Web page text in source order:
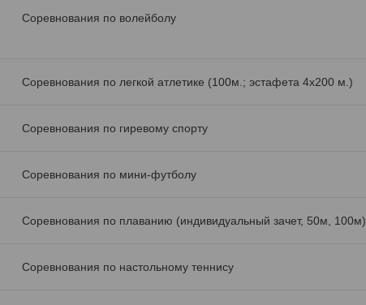
Соревнования по волейболу
Соревнования по легкой атлетике (100м.; эстафета 4х200 м.)
Соревнования по гиревому спорту
Соревнования по мини-футболу
Соревнования по плаванию (индивидуальный зачет, 50м, 100м)
Соревнования по настольному теннису